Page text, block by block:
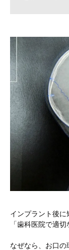
インプラント後に
「歯科医院で適
なぜなら、お口の